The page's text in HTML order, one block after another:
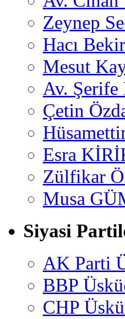
Zeynep
Hacı
Mesut
Av.
Çetin
Esra
Zülfikar
Musa
Siyasi
AK Parti
BBP
CHP